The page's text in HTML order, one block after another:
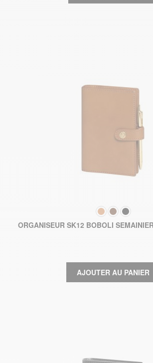
COULEUR
ORGANISEUR SK12 BOBOLI
AJOUTER AU PANIER